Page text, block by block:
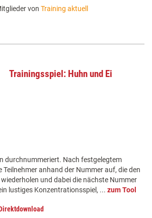
von Training aktuell
Trainingsspiel: Huhn und Ei
durchnummeriert. Nach festgelegtem
Teilnehmer anhand der Nummer auf, die den
und dabei die nächste Nummer
lustiges Konzentrationsspiel, ... zum Tool